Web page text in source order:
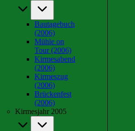
Bautagebuch
(2006)
Mühle on
Tour (2006)
Kirmesabend
(2006)
Kirmeszug
(2006)
Brückenfest
(2006)
Kirmesjahr 2005